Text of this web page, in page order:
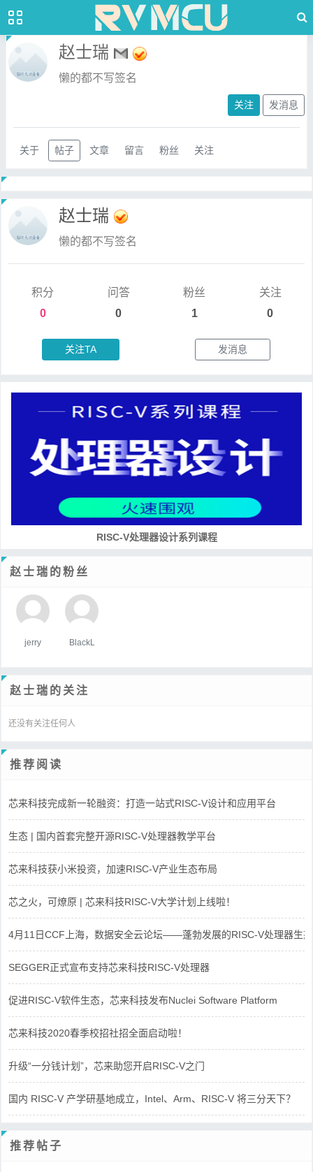
赵士瑞
懒的都不写签名
关注 发消息
关于 帖子 文章 留言 粉丝 关注
赵士瑞
懒的都不写签名
积分
0
问答
0
粉丝
1
关注
0
关注TA 发消息
RISC-V处理器设计系列课程
赵士瑞的粉丝
jerry BlackL
赵士瑞的关注
还没有关注任何人
推荐阅读
芯来科技完成新一轮融资：打造一站式RISC-V设计和应用平台
生态 | 国内首套完整开源RISC-V处理器教学平台
芯来科技获小米投资，加速RISC-V产业生态布局
芯之火，可燎原 | 芯来科技RISC-V大学计划上线啦！
4月11日CCF上海，数据安全云论坛——蓬勃发展的RISC-V处理器生态
SEGGER正式宣布支持芯来科技RISC-V处理器
促进RISC-V软件生态，芯来科技发布Nuclei Software Platform
芯来科技2020春季校招社招全面启动啦！
升级“一分钱计划”，芯来助您开启RISC-V之门
国内 RISC-V 产学研基地成立，Intel、Arm、RISC-V 将三分天下？
推荐帖子